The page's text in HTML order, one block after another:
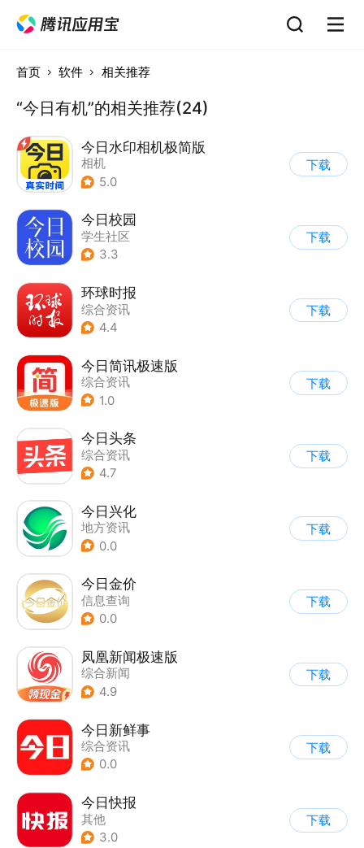
首页 软件 相关推荐
“今日有机”的相关推荐(24)
今日水印相机极简版
相机
5.0
下载
今日校园
学生社区
3.3
下载
环球时报
综合资讯
4.4
下载
今日简讯极速版
综合资讯
1.0
下载
今日头条
综合资讯
4.7
下载
今日兴化
地方资讯
0.0
下载
今日金价
信息查询
0.0
下载
凤凰新闻极速版
综合新闻
4.9
下载
今日新鲜事
综合资讯
0.0
下载
今日快报
其他
3.0
下载